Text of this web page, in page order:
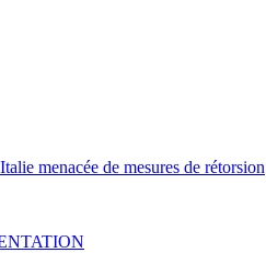
menacée de mesures de rétorsion